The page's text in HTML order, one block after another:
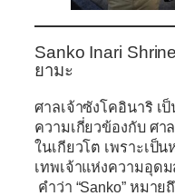
Sanko Inari
ยามะ
ศาลเจ้าซังโคอินาริ เ
ความเกี่ยวข้องกับ ศา
ในเกียวโต เพราะเป็น
เทพเจ้าแห่งความอุด
คำว่า “Sanko” หมาย